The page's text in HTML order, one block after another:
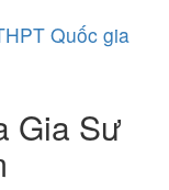
Quốc gia
Gia Sư